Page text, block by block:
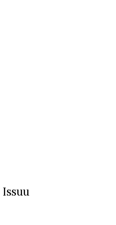
Issuu